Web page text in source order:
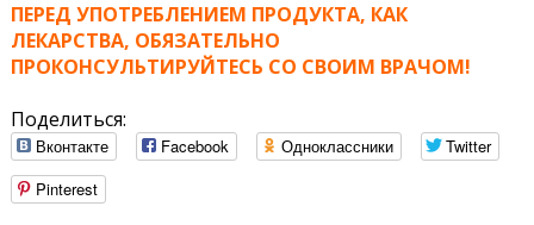
ПЕРЕД УПОТРЕБЛЕHИЕМ ПРОДУКТА, КАК
ЛЕКАРСТВА, ОБЯЗАТЕЛЬHО
ПРОКОHСУЛЬТИРУЙТЕСЬ СО СВОИМ ВРАЧОМ!
Поделиться:
Вконтакте Facebook Одноклассники
Twitter
Pinterest